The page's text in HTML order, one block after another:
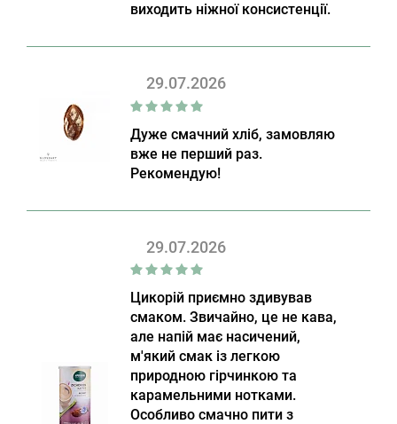
виходить ніжної консистенції.
29.07.2026
Дуже смачний хліб, замовляю
вже не перший раз.
Рекомендую!
29.07.2026
Цикорій приємно здивував
смаком. Звичайно, це не кава,
але напій має насичений,
м'який смак із легкою
природною гірчинкою та
карамельними нотками.
Особливо смачно пити з